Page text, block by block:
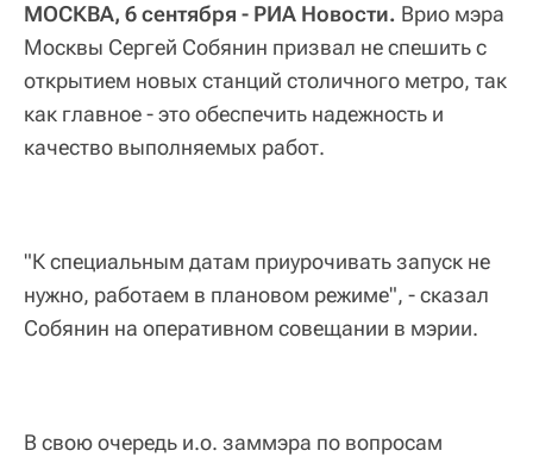
МОСКВА, 6 сентября - РИА Новости. Врио мэра
Москвы Сергей Собянин призвал не спешить с
открытием новых станций столичного метро, так
как главное - это обеспечить надежность и
качество выполняемых работ.
"К специальным датам приурочивать запуск не
нужно, работаем в плановом режиме", - сказал
Собянин на оперативном совещании в мэрии.
В свою очередь и.о. заммэра по вопросам